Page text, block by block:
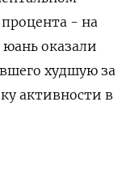
- на
оказали
худшую за
активности в